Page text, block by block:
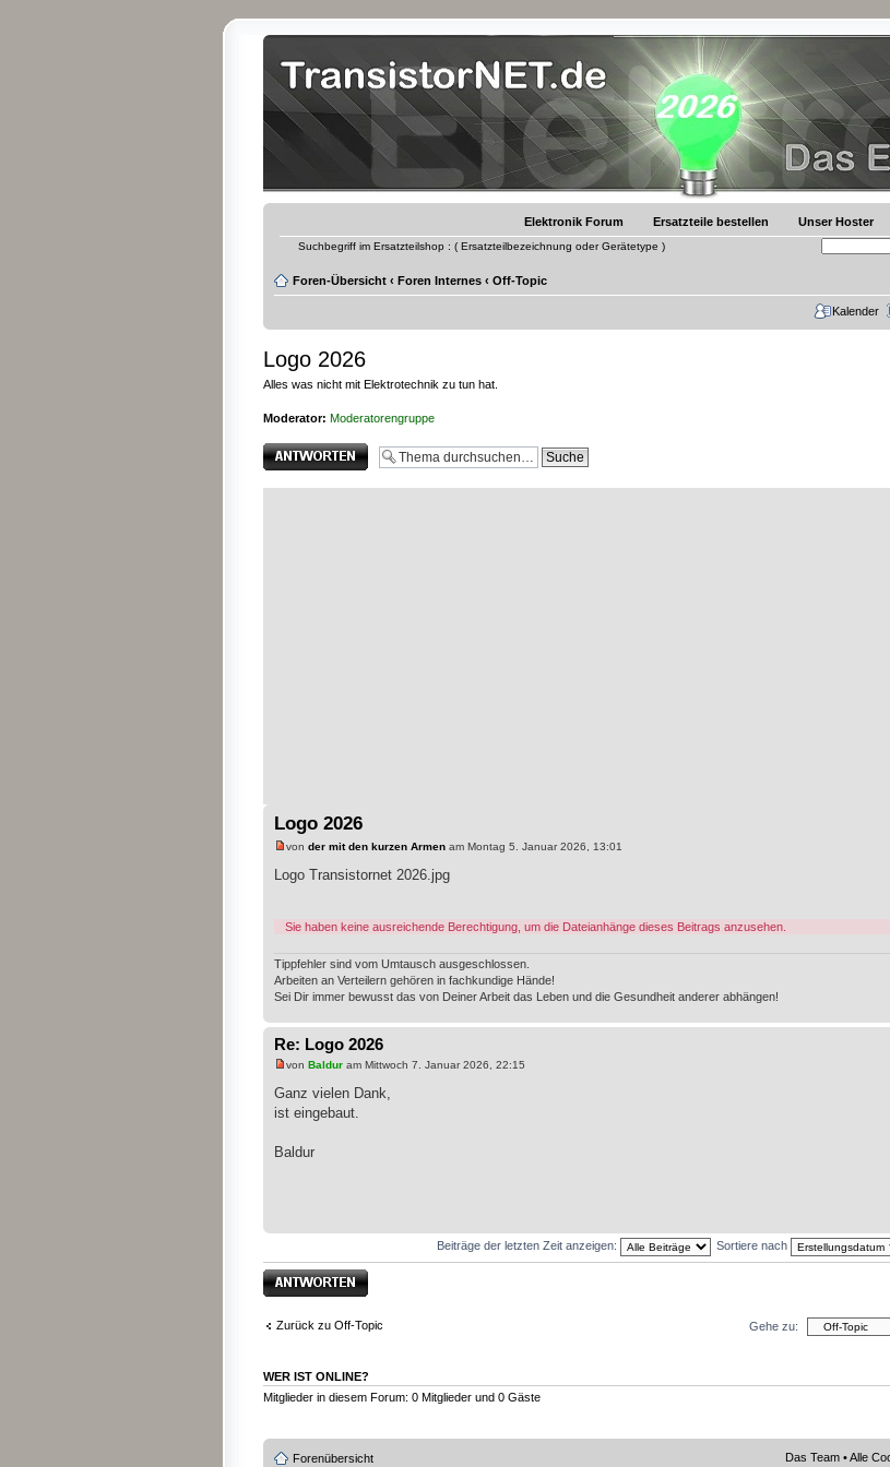
Elektronik Forum Ersatzteile bestellen Unser Hoster
Suchbegriff im Ersatzteilshop : ( Ersatzteilbezeichnung oder Gerätetype )
Foren-Übersicht ‹ Foren Internes ‹ Off-Topic
Kalender
Logo 2026
Alles was nicht mit Elektrotechnik zu tun hat.
Moderator: Moderatorengruppe
Antwort erstellen
Logo 2026
von der mit den kurzen Armen am Montag 5. Januar 2026, 13:01
Logo Transistornet 2026.jpg
Sie haben keine ausreichende Berechtigung, um die Dateianhänge dieses Beitrags anzusehen.
Tippfehler sind vom Umtausch ausgeschlossen.
Arbeiten an Verteilern gehören in fachkundige Hände!
Sei Dir immer bewusst das von Deiner Arbeit das Leben und die Gesundheit anderer abhängen!
Re: Logo 2026
von Baldur am Mittwoch 7. Januar 2026, 22:15
Ganz vielen Dank,
ist eingebaut.
Baldur
Beiträge der letzten Zeit anzeigen: Sortiere nach
Antwort erstellen
Zurück zu Off-Topic Gehe zu:
WER IST ONLINE?
Mitglieder in diesem Forum: 0 Mitglieder und 0 Gäste
Forenübersicht Das Team •Alle